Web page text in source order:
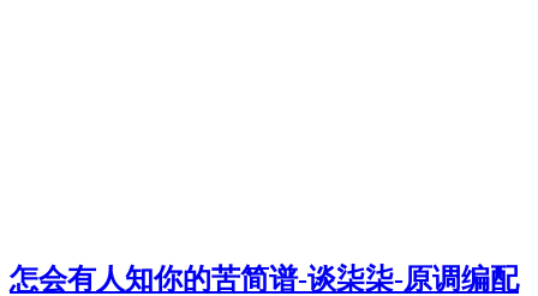
怎会有人知你的苦简谱-谈柒柒-原调编配